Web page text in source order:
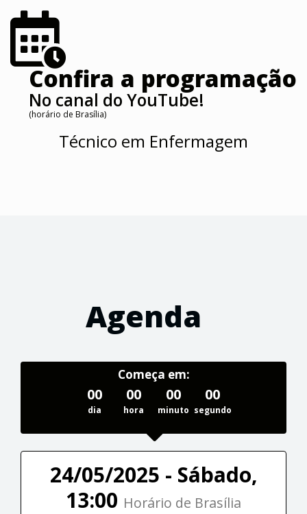
Confira a programação
No canal do YouTube!
(horário de Brasília)
Técnico em Enfermagem
Agenda
Começa em:
00
dia
00
hora
00
minuto
00
segundo
24/05/2025 - Sábado,
13:00 Horário de Brasília